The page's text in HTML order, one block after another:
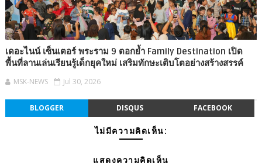
เดอะไนน์ เซ็นเตอร์ พระราม 9 ตอกย้ำ Family Destination เปิด
พื้นที่ลานเล่นเรียนรู้เด็กยุคใหม่ เสริมทักษะเติบโตอย่างสร้างสรรค์
MSK-NEWS Jul 30, 2026
BLOGGER DISQUS FACEBOOK
ไม่มีความคิดเห็น:
แสดงความคิดเห็น